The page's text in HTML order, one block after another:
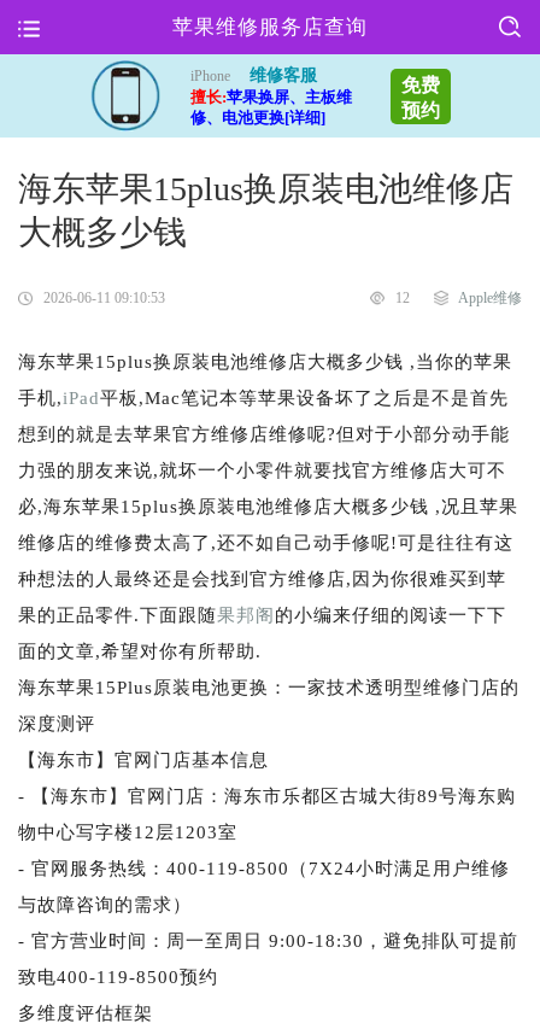
苹果维修服务店查询
iPhone
维修客服
擅长:苹果换屏、主板维
修、电池更换[详细]
免费
预约
海东苹果15plus换原装电池维修店
大概多少钱
2026-06-11 09:10:53 12 Apple维修
海东苹果15plus换原装电池维修店大概多少钱 ,当你的苹果
手机,iPad平板,Mac笔记本等苹果设备坏了之后是不是首先
想到的就是去苹果官方维修店维修呢?但对于小部分动手能
力强的朋友来说,就坏一个小零件就要找官方维修店大可不
必,海东苹果15plus换原装电池维修店大概多少钱 ,况且苹果
维修店的维修费太高了,还不如自己动手修呢!可是往往有这
种想法的人最终还是会找到官方维修店,因为你很难买到苹
果的正品零件.下面跟随果邦阁的小编来仔细的阅读一下下
面的文章,希望对你有所帮助.
海东苹果15Plus原装电池更换：一家技术透明型维修门店的
深度测评
【海东市】官网门店基本信息
- 【海东市】官网门店：海东市乐都区古城大街89号海东购
物中心写字楼12层1203室
- 官网服务热线：400-119-8500（7X24小时满足用户维修
与故障咨询的需求）
- 官方营业时间：周一至周日 9:00-18:30，避免排队可提前
致电400-119-8500预约
多维度评估框架